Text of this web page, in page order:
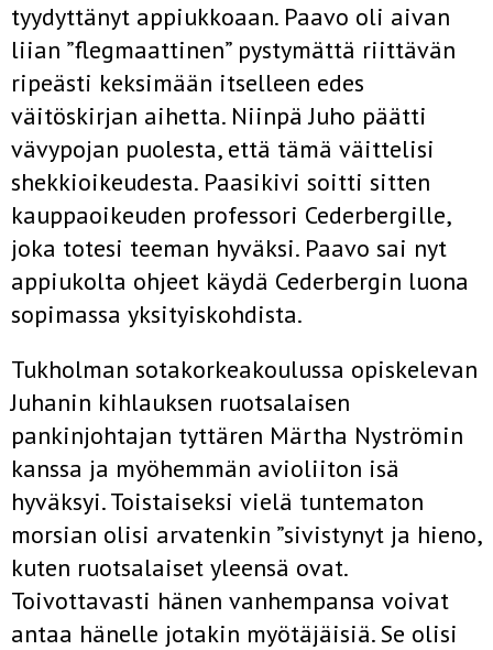
tyydyttänyt appiukkoaan. Paavo oli aivan
liian ”flegmaattinen” pystymättä riittävän
ripeästi keksimään itselleen edes
väitöskirjan aihetta. Niinpä Juho päätti
vävypojan puolesta, että tämä väittelisi
shekkioikeudesta. Paasikivi soitti sitten
kauppaoikeuden professori Cederbergille,
joka totesi teeman hyväksi. Paavo sai nyt
appiukolta ohjeet käydä Cederbergin luona
sopimassa yksityiskohdista.
Tukholman sotakorkeakoulussa opiskelevan
Juhanin kihlauksen ruotsalaisen
pankinjohtajan tyttären Märtha Nyströmin
kanssa ja myöhemmän avioliiton isä
hyväksyi. Toistaiseksi vielä tuntematon
morsian olisi arvatenkin ”sivistynyt ja hieno,
kuten ruotsalaiset yleensä ovat.
Toivottavasti hänen vanhempansa voivat
antaa hänelle jotakin myötäjäisiä. Se olisi